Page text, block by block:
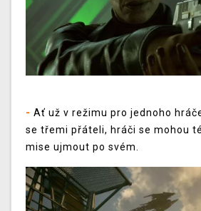
- Ať už v režimu pro jednoho
se třemi přáteli, hráči se mohou
mise ujmout po svém.